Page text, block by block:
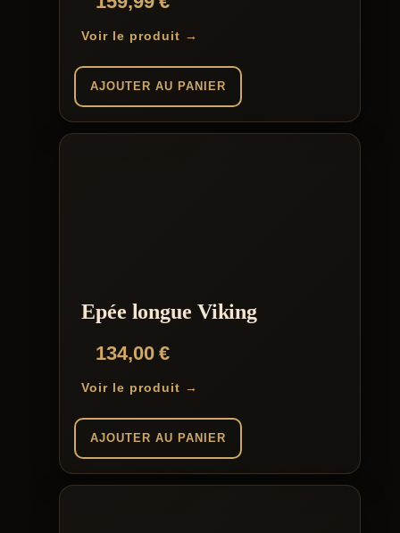
Voir le produit →
AJOUTER AU PANIER
Epée longue Viking
134,00€
Voir le produit →
AJOUTER AU PANIER